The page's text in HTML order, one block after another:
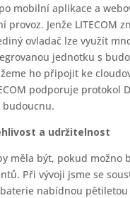
mobilní aplikace a
provoz. Jenže LITECOM
ovladač lze využít
jednotku s
ho připojit ke
podporuje
budoucnu.
a udržitelnost
měla být, pokud
Při vývoji jsme se
nabídnou